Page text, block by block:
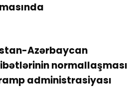
Azərbaycan
normallaşması
administrasiyası